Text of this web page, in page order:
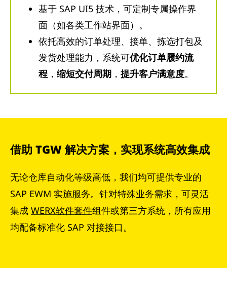
基于 SAP UI5 技术，可定制专属操作界
面（如各类工作站界面）。
依托高效的订单处理、接单、拣选打包及
发货处理能力，系统可优化订单履约流
程 ， 缩短交付周期 ， 提升客户满意度。
借助 TGW 解决方案，实现系统高效集成
无论仓库自动化等级高低，我们均可提供专业的
SAP EWM 实施服务。针对特殊业务需求，可灵活
集成 WERX软件套件组件或第三方系统，所有应用
均配备标准化 SAP 对接接口。